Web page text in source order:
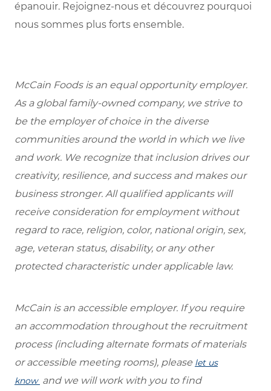
épanouir. Rejoignez-nous et découvrez pourquoi
nous sommes plus forts ensemble.
McCain Foods is an equal opportunity employer.
As a global family-owned company, we strive to
be the employer of choice in the diverse
communities around the world in which we live
and work. We recognize that inclusion drives our
creativity, resilience, and success and makes our
business stronger. All qualified applicants will
receive consideration for employment without
regard to race, religion, color, national origin, sex,
age, veteran status, disability, or any other
protected characteristic under applicable law.
McCain is an accessible employer. If you require
an accommodation throughout the recruitment
process (including alternate formats of materials
or accessible meeting rooms), please let us
know and we will work with you to find